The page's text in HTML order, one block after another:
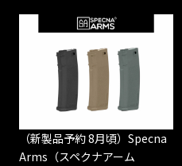
（新製品予約 8月頃）Specna
Arms（スペクナアーム